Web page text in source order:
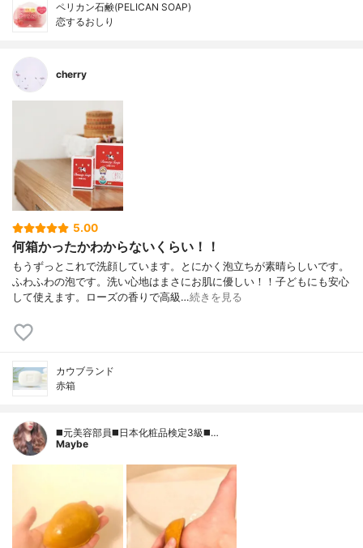
ペリカン石鹸(PELICAN SOAP)
恋するおしり
cherry
5.00
何箱かったかわからないくらい！！
もうずっとこれで洗顔しています。とにかく泡立ちが素晴らしいです。
ふわふわの泡です。洗い心地はまさにお肌に優しい！！子どもにも安心
して使えます。ローズの香りで高級…続きを見る
カウブランド
赤箱
◼️元美容部員◼️日本化粧品検定3級◼️…
Maybe